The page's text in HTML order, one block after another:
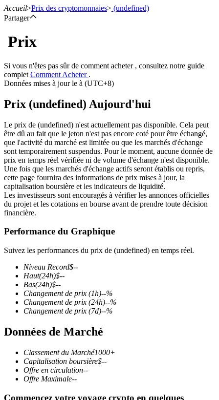
Futures USDT
Futures utilisant l'USDT comme garantie
Futures COIN-M
Contrats à terme sur crypto-monnaie
premières
Accueil>Prix des cryptomonnaies> (undefined)
Partager
Prix
Si vous n'êtes pas sûr de comment acheter , consultez notre guide
complet Comment Acheter .
Données mises à jour le à (UTC+8)
Prix (undefined) Aujourd'hui
Le prix de (undefined) n'est actuellement pas disponible. Cela peut
être dû au fait que le jeton n'est pas encore coté pour être échangé,
que l'activité du marché est limitée ou que les marchés d'échange
sont temporairement suspendus. Pour le moment, aucune donnée de
prix en temps réel vérifiée ni de volume d'échange n'est disponible.
Une fois que les marchés d'échange actifs seront établis ou repris,
cette page fournira des informations de prix mises à jour, la
capitalisation boursière et les indicateurs de liquidité.
Les investisseurs sont encouragés à vérifier les annonces officielles
du projet et les cotations en bourse avant de prendre toute décision
financière.
Performance du Graphique
Suivez les performances du prix de (undefined) en temps réel.
Niveau Record$--
Haut(24h)$--
Bas(24h)$--
Changement de prix (1h)--%
Changement de prix (24h)--%
Changement de prix (7d)--%
Données de Marché
Classement du Marché1000+
Capitalisation boursière$--
Offre en circulation--
Offre Maximale--
Commencez votre voyage crypto en quelques